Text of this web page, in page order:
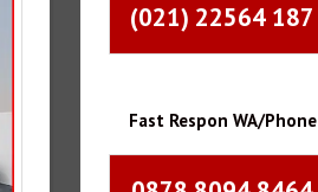
(021) 22564 187
Fast Respon WA/Phone